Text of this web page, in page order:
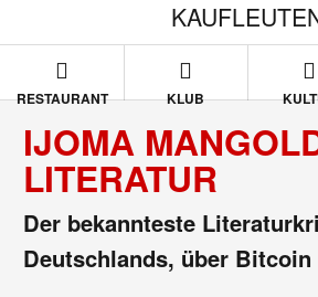
RESTAURANT KLUB
IJOMA
LITERATUR
Der bekannteste
Deutschlands, über Bitcoin